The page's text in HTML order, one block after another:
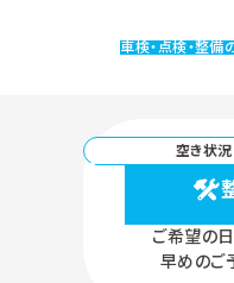
車検・点検・整
空き状
ご希望の
早めのご